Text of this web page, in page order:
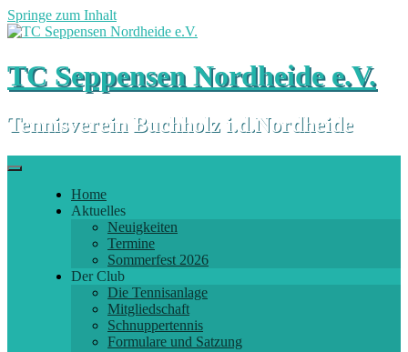
Springe zum Inhalt
TC Seppensen Nordheide e.V.
Tennisverein Buchholz i.d.Nordheide
Home
Aktuelles
Neuigkeiten
Termine
Sommerfest 2026
Der Club
Die Tennisanlage
Mitgliedschaft
Schnuppertennis
Formulare und Satzung